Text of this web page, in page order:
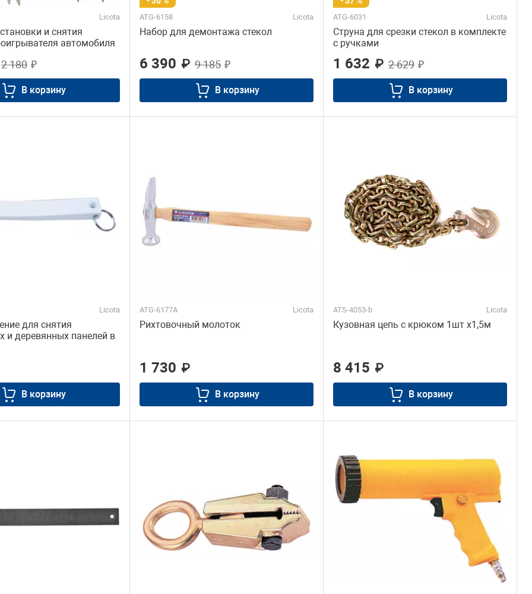
Licota
и снятия
автомобиля
2 180 ₽
В корзину
ATG-6158 Licota
Набор для демонтажа стекол
6 390 ₽ 9 185 ₽
В корзину
ATG-6031 Licota
Струна для срезки стекол в комплекте
с ручками
1 632 ₽ 2 629 ₽
В корзину
Licota
для снятия
и деревянных панелей в
В корзину
ATG-6177A Licota
Рихтовочный молоток
1 730 ₽
В корзину
ATS-4053-b Licota
Кузовная цепь с крюком 1шт х1,5м
8 415 ₽
В корзину